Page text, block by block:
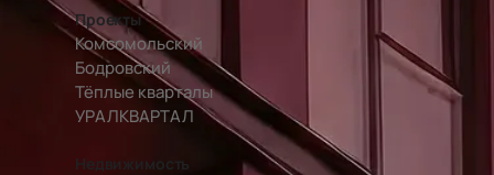
Проекты
Комсомольский
Бодровский
Тёплые кварталы
УРАЛКВАРТАЛ
Недвижимость